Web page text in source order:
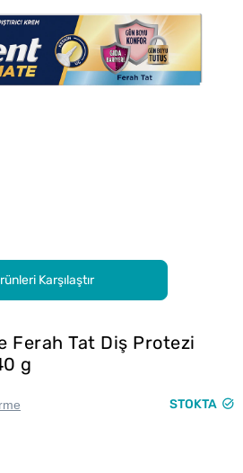
Karşılaştır
Ferah Tat Diş Protezi
g
STOKTA